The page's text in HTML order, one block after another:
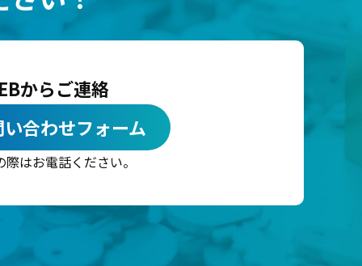
からご連絡
合わせフォーム
際はお電話ください。